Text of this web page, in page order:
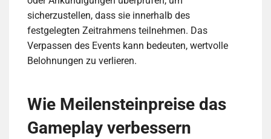
sicherzustellen, dass sie innerhalb des
festgelegten Zeitrahmens teilnehmen. Das
Verpassen des Events kann bedeuten, wertvolle
Belohnungen zu verlieren.
Wie Meilensteinpreise das
Gameplay verbessern